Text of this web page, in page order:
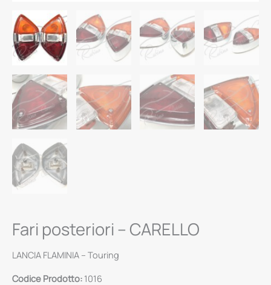
Fari posteriori – CARELLO
LANCIA FLAMINIA – Touring
Codice Prodotto: 1016